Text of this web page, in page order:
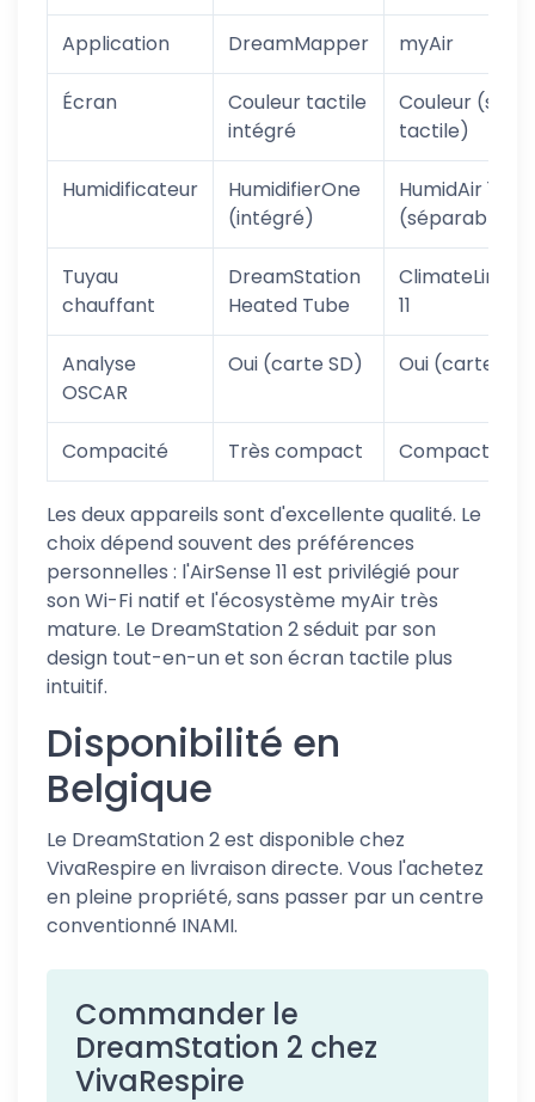
Application DreamMapper myAir
Écran
Couleur tactile
intégré
Couleur (sans
tactile)
Humidificateur
HumidifierOne
(intégré)
HumidAir 11
(séparable)
Tuyau
chauffant
DreamStation
Heated Tube
ClimateLineAir
11
Analyse
OSCAR
Oui (carte SD) Oui (carte SD)
Compacité Très compact Compact
Les deux appareils sont d'excellente qualité. Le
choix dépend souvent des préférences
personnelles : l'AirSense 11 est privilégié pour
son Wi-Fi natif et l'écosystème myAir très
mature. Le DreamStation 2 séduit par son
design tout-en-un et son écran tactile plus
intuitif.
Disponibilité en
Belgique
Le DreamStation 2 est disponible chez
VivaRespire en livraison directe. Vous l'achetez
en pleine propriété, sans passer par un centre
conventionné INAMI.
Commander le
DreamStation 2 chez
VivaRespire